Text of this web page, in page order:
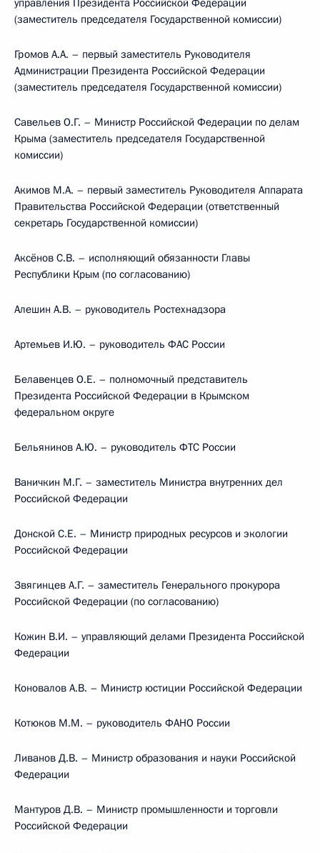
управления Президента Российской Федерации
(заместитель председателя Государственной комиссии)
Громов А.А. – первый заместитель Руководителя
Администрации Президента Российской Федерации
(заместитель председателя Государственной комиссии)
Савельев О.Г. – Министр Российской Федерации по делам
Крыма (заместитель председателя Государственной
комиссии)
Акимов М.А. – первый заместитель Руководителя Аппарата
Правительства Российской Федерации (ответственный
секретарь Государственной комиссии)
Аксёнов С.В. – исполняющий обязанности Главы
Республики Крым (по согласованию)
Алешин А.В. – руководитель Ростехнадзора
Артемьев И.Ю. – руководитель ФАС России
Белавенцев О.Е. – полномочный представитель
Президента Российской Федерации в Крымском
федеральном округе
Бельянинов А.Ю. – руководитель ФТС России
Ваничкин М.Г. – заместитель Министра внутренних дел
Российской Федерации
Донской С.Е. – Министр природных ресурсов и экологии
Российской Федерации
Звягинцев А.Г. – заместитель Генерального прокурора
Российской Федерации (по согласованию)
Кожин В.И. – управляющий делами Президента Российской
Федерации
Коновалов А.В. – Министр юстиции Российской Федерации
Котюков М.М. – руководитель ФАНО России
Ливанов Д.В. – Министр образования и науки Российской
Федерации
Мантуров Д.В. – Министр промышленности и торговли
Российской Федерации